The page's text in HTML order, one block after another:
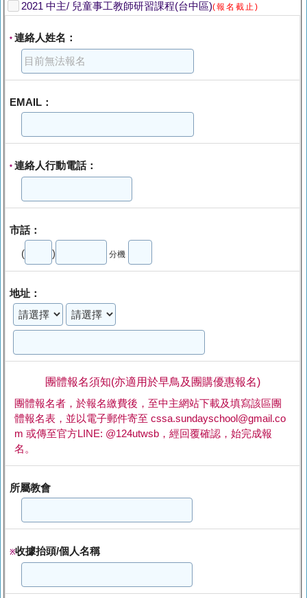
2021 中主/ 兒童事工教師研習課程(台中區)(報名截止)
* 連絡人姓名：
EMAIL：
* 連絡人行動電話：
市話：
( ) 分機
地址：
團體報名須知(亦適用於早鳥及團購優惠報名)
團體報名者，於報名繳費後，至中主網站下載及填寫該區團
體報名表，並以電子郵件寄至 cssa.sundayschool@gmail.co
m 或傳至官方LINE: @124utwsb，經回覆確認，始完成報
名。
所屬教會
※收據抬頭/個人名稱